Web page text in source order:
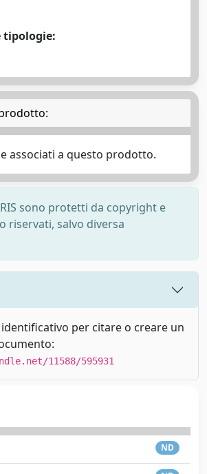
tipologie:
associati a questo prodotto.
sono protetti da copyright e
riservati, salvo diversa
per citare o creare un
11588/595931
ND